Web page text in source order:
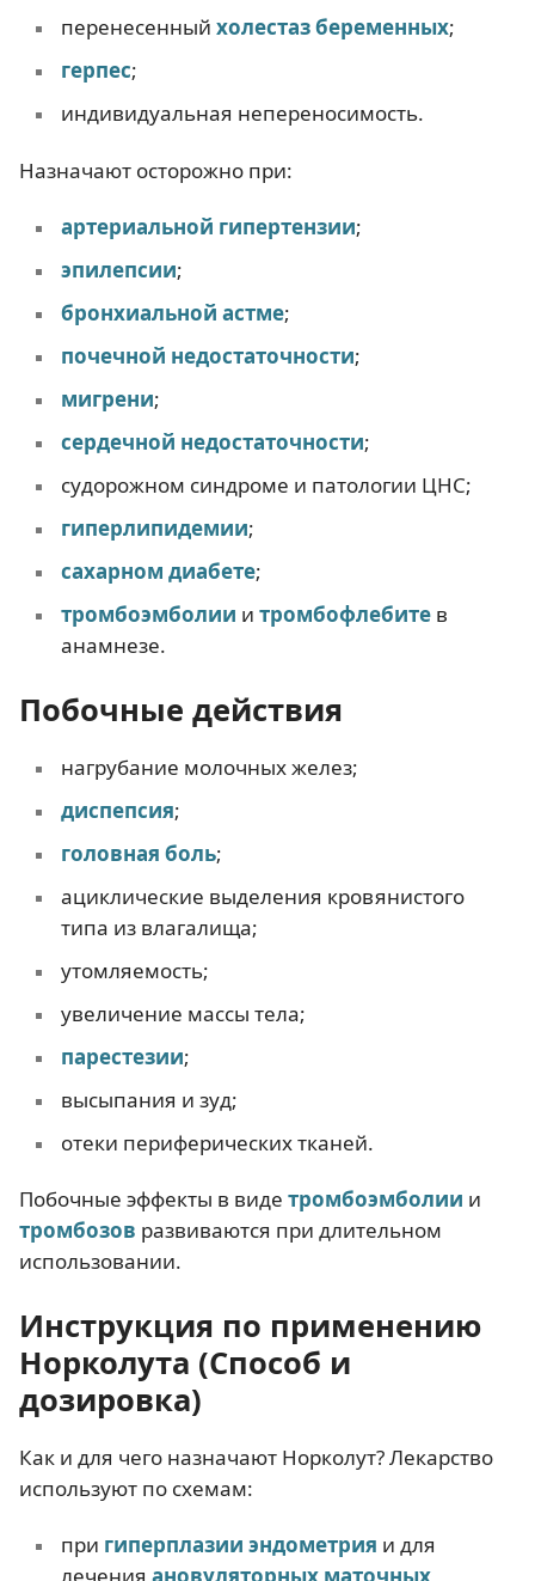
перенесенный холестазбеременных;
герпес;
индивидуальная непереносимость.
Назначают осторожно при:
артериальной гипертензии;
эпилепсии;
бронхиальной астме;
почечной недостаточности;
мигрени;
сердечной недостаточности;
судорожном синдроме и патологии ЦНС;
гиперлипидемии;
сахарном диабете;
тромбоэмболии и тромбофлебитев
анамнезе.
Побочные действия
нагрубание молочных желез;
диспепсия;
головная боль;
ациклические выделения кровянистого
типа из влагалища;
утомляемость;
увеличение массы тела;
парестезии;
высыпания и зуд;
отеки периферических тканей.
Побочные эффекты в виде тромбоэмболии и
тромбозов развиваются при длительном
использовании.
Инструкция по применению
Норколута (Способ и
дозировка)
Как и для чего назначают Норколут? Лекарство
используют по схемам:
при гиперплазии эндометрия и для